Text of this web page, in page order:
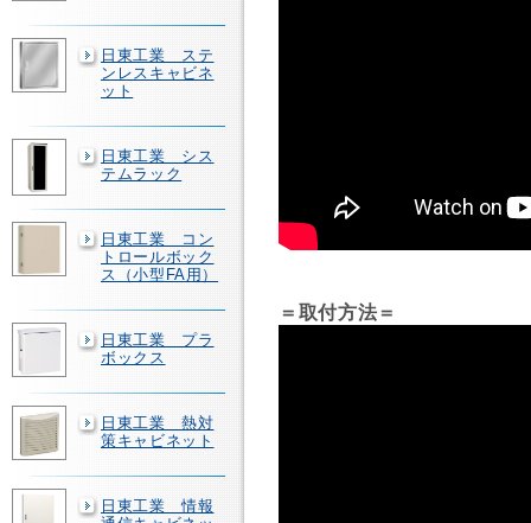
日東工業 ステ
ンレスキャビネ
ット
日東工業 シス
テムラック
日東工業 コン
トロールボック
ス（小型FA用）
日東工業 プラ
ボックス
日東工業 熱対
策キャビネット
日東工業 情報
＝取付方法＝